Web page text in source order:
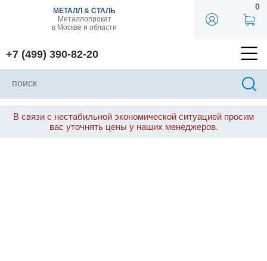
МЕТАЛЛ & СТАЛЬ
Металлопрокат
в Москве и области
+7 (499) 390-82-20
0
В связи с нестабильной экономической ситуацией просим
вас уточнять цены у наших менеджеров.